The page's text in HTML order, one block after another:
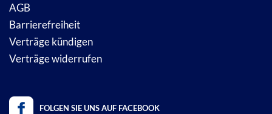
AGB
Barrierefreiheit
Verträge kündigen
Verträge widerrufen
FOLGEN SIE UNS AUF FACEBOOK